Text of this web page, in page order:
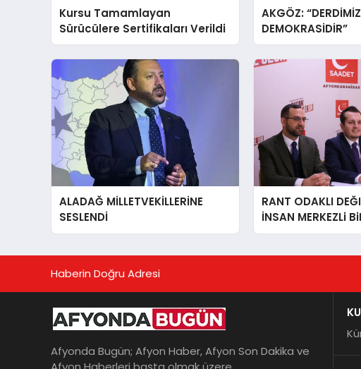
Kursu Tamamlayan
Sürücülere Sertifikaları Verildi
AKGÖZ:
DEMOKRASİDİR”
ALADAĞ MİLLETVEKİLLERİNE
SESLENDİ
RANT ODAKLI
İNSAN MERKEZLi
İÇiN
Haberin Doğru Adresi
Afyonda Bugün; Afyon Haber, Afyon Son Dakika ve